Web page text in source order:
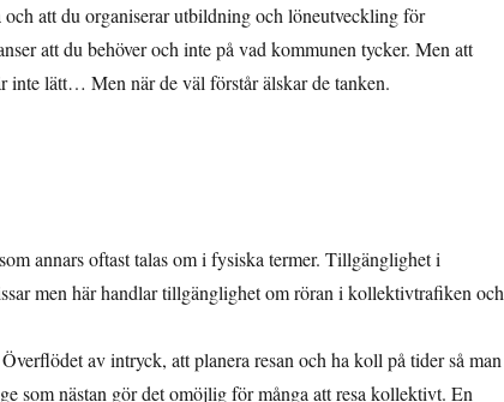
att du organiserar utbildning och löneutveckling för
att du behöver och inte på vad kommunen tycker. Men att
inte lätt… Men när de väl förstår älskar de tanken.
annars oftast talas om i fysiska termer. Tillgänglighet i
men här handlar tillgänglighet om röran i kollektivtrafiken och
av intryck, att planera resan och ha koll på tider så man
som nästan gör det omöjlig för många att resa kollektivt. En